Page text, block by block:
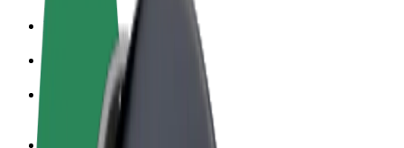
Beneficios
Cómo unirse
Preguntas frecuentes